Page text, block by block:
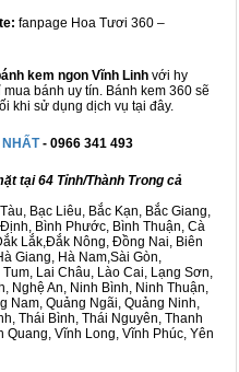
fanpage Hoa Tươi 360 –
kem ngon Vĩnh Linh với hy
bánh uy tín. Bánh kem 360 sẽ
khi sử dụng dịch vụ tại đây.
NHẤT- 0966 341 493
tại 64 Tỉnh/Thành Trong cả
Bạc Liêu, Bắc Kạn, Bắc Giang,
Bình Phước, Bình Thuận, Cà
Lắk,Đắk Nông, Đồng Nai, Biên
Giang, Hà Nam,Sài Gòn,
Lai Châu, Lào Cai, Lạng Sơn,
Nghệ An, Ninh Bình, Ninh Thuận,
Nam, Quảng Ngãi, Quảng Ninh,
Thái Bình, Thái Nguyên, Thanh
Quang, Vĩnh Long, Vĩnh Phúc, Yên